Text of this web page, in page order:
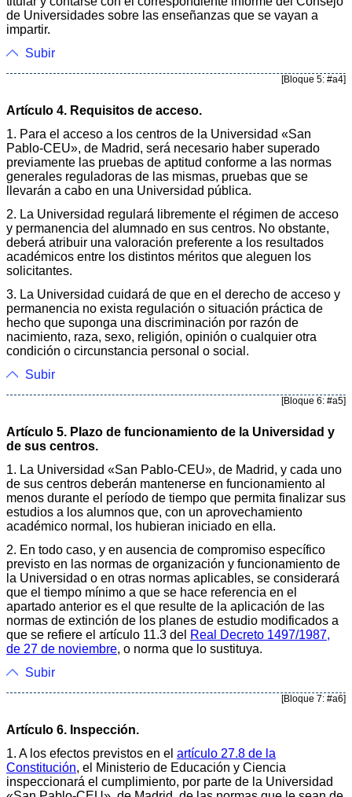
de Universidades sobre las enseñanzas que se vayan a
impartir.
Subir
[Bloque 5: #a4]
Artículo 4. Requisitos de acceso.
1. Para el acceso a los centros de la Universidad «San
Pablo-CEU», de Madrid, será necesario haber superado
previamente las pruebas de aptitud conforme a las normas
generales reguladoras de las mismas, pruebas que se
llevarán a cabo en una Universidad pública.
2. La Universidad regulará libremente el régimen de acceso
y permanencia del alumnado en sus centros. No obstante,
deberá atribuir una valoración preferente a los resultados
académicos entre los distintos méritos que aleguen los
solicitantes.
3. La Universidad cuidará de que en el derecho de acceso y
permanencia no exista regulación o situación práctica de
hecho que suponga una discriminación por razón de
nacimiento, raza, sexo, religión, opinión o cualquier otra
condición o circunstancia personal o social.
Subir
[Bloque 6: #a5]
Artículo 5. Plazo de funcionamiento de la Universidad y
de sus centros.
1. La Universidad «San Pablo-CEU», de Madrid, y cada uno
de sus centros deberán mantenerse en funcionamiento al
menos durante el período de tiempo que permita finalizar sus
estudios a los alumnos que, con un aprovechamiento
académico normal, los hubieran iniciado en ella.
2. En todo caso, y en ausencia de compromiso específico
previsto en las normas de organización y funcionamiento de
la Universidad o en otras normas aplicables, se considerará
que el tiempo mínimo a que se hace referencia en el
apartado anterior es el que resulte de la aplicación de las
normas de extinción de los planes de estudio modificados a
que se refiere el artículo 11.3 del Real Decreto 1497/1987,
de 27 de noviembre, o norma que lo sustituya.
Subir
[Bloque 7: #a6]
Artículo 6. Inspección.
1. A los efectos previstos en el artículo 27.8 de la
Constitución, el Ministerio de Educación y Ciencia
inspeccionará el cumplimiento, por parte de la Universidad